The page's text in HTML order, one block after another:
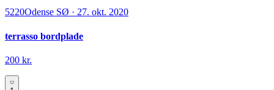
5220Odense SØ · 27. okt. 2020
terrasso bordplade
200 kr.